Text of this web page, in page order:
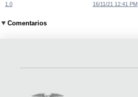
1.0 16/11/21 12:41 PM
Comentarios